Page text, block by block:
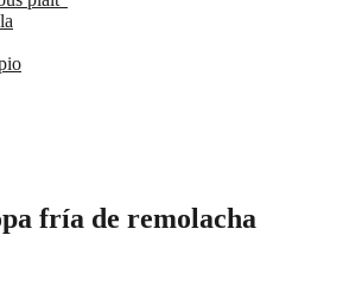
fría de remolacha